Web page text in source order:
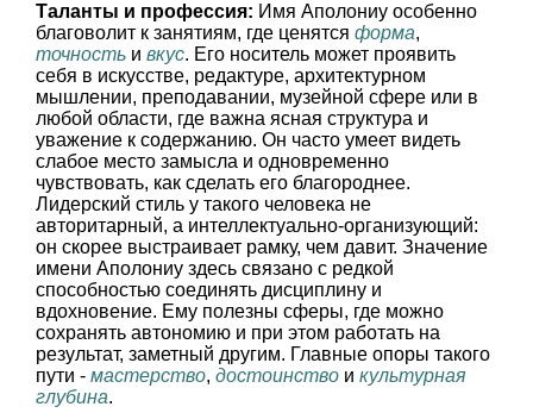
Таланты и профессия: Имя Аполониу особенно
благоволит к занятиям, где ценятся форма,
точность и вкус. Его носитель может проявить
себя в искусстве, редактуре, архитектурном
мышлении, преподавании, музейной сфере или в
любой области, где важна ясная структура и
уважение к содержанию. Он часто умеет видеть
слабое место замысла и одновременно
чувствовать, как сделать его благороднее.
Лидерский стиль у такого человека не
авторитарный, а интеллектуально-организующий:
он скорее выстраивает рамку, чем давит. Значение
имени Аполониу здесь связано с редкой
способностью соединять дисциплину и
вдохновение. Ему полезны сферы, где можно
сохранять автономию и при этом работать на
результат, заметный другим. Главные опоры такого
пути - мастерство, достоинство и культурная
глубина.